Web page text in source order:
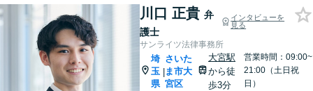
川口 正貴 弁
護士
インタビューを
見る
サンライツ法律事務所
埼
玉
県
|
さいた
ま市大
宮区
大宮駅
から徒
歩3分
営業時間：09:00~
21:00（土日祝
日）